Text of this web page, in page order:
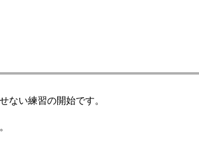
ない練習の開始です。